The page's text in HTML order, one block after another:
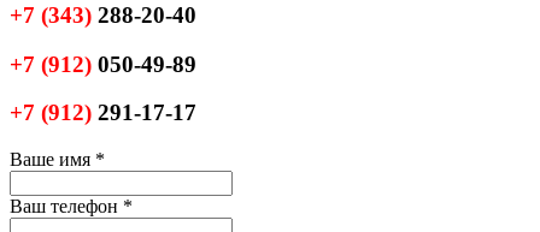
+7 (343) 288-20-40
+7 (912) 050-49-89
+7 (912) 291-17-17
Ваше имя *
Ваш телефон *